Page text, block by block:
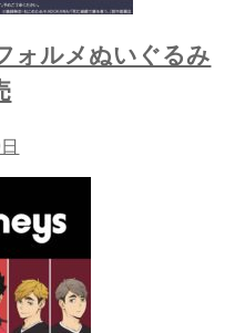
ォルメぬいぐるみ